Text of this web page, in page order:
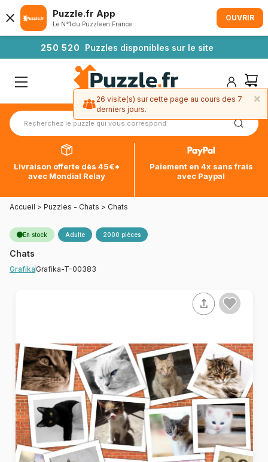
250 520 Puzzles disponibles sur le site
Livraison offerte dès 45€*
avec Mondial Relay
Paiement en 4x sans frais
avec Paypal
Accueil > Puzzles - Chats > Chats
En stock Adulte 2000 pièces
Chats
Grafika Grafika-T-00383
Puzzle.fr App
Le N°1 du Puzzle en France
OUVRIR
×
26 visite(s) sur cette page au cours des 7
derniers jours.